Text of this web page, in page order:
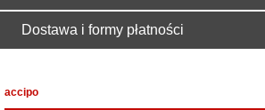
Dostawa i formy płatności
accipo